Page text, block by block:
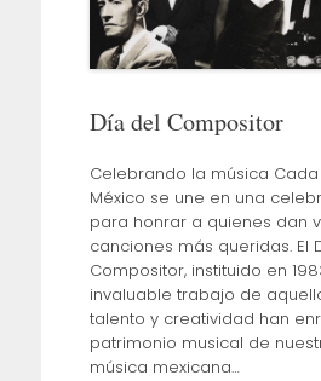
Día del Compositor
Celebrando la música Cada
México se une en una
para honrar a quienes dan
canciones más queridas. El
Compositor, instituido en
invaluable trabajo de
talento y creatividad han
patrimonio musical de
música mexicana…